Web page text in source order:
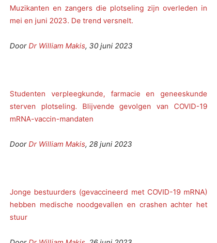
Muzikanten en zangers die plotseling zijn overleden in
mei en juni 2023. De trend versnelt.
Door Dr William Makis, 30 juni 2023
Studenten verpleegkunde, farmacie en geneeskunde
sterven plotseling. Blijvende gevolgen van COVID-19
mRNA-vaccin-mandaten
Door Dr William Makis, 28 juni 2023
Jonge bestuurders (gevaccineerd met COVID-19 mRNA)
hebben medische noodgevallen en crashen achter het
stuur